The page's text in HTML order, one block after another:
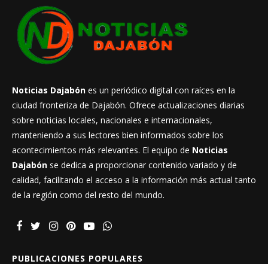
ciudad fronteriza de Dajabón. Ofrece actualizaciones diarias
sobre noticias locales, nacionales e internacionales,
manteniendo a sus lectores bien informados sobre los
acontecimientos más relevantes. El equipo deNoticias
Dajabónse dedica a proporcionar contenido variado y de
calidad, facilitando el acceso a la información más actual tanto
de la región como del resto del mundo.